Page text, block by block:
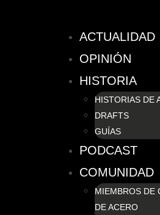
ACTUALIDAD
OPINIÓN
HISTORIA
HISTORIAS DE
DRAFTS
GUÍAS
PODCAST
COMUNIDAD
MIEMBROS DE
DE ACERO